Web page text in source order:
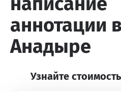
аннотации в
Анадыре
Узнайте